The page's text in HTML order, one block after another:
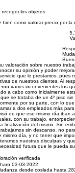
recoger los objetos
como valorar precio por la
valoración sobre nuestro
su opinión y poder
que le prestamos, pues
de nuestros clientes. Al
varios inconvenientes los
a cabo como inicialmente
se trataba de un 4º piso
por su parte, con lo
a dos empleados más
de que ese mismo día iban
con su trabajo,
finalización del mismo. Sin
sin descanso, no
mismo día, y no tener que
nuestras disculpas y
futura que le pueda
verificada
03-03-2022
desde coslada hasta